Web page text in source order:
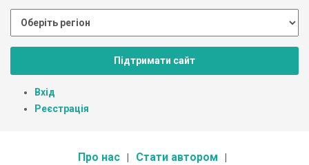
Підтримати сайт
Вхід
Реєстрація
Про нас Стати автором